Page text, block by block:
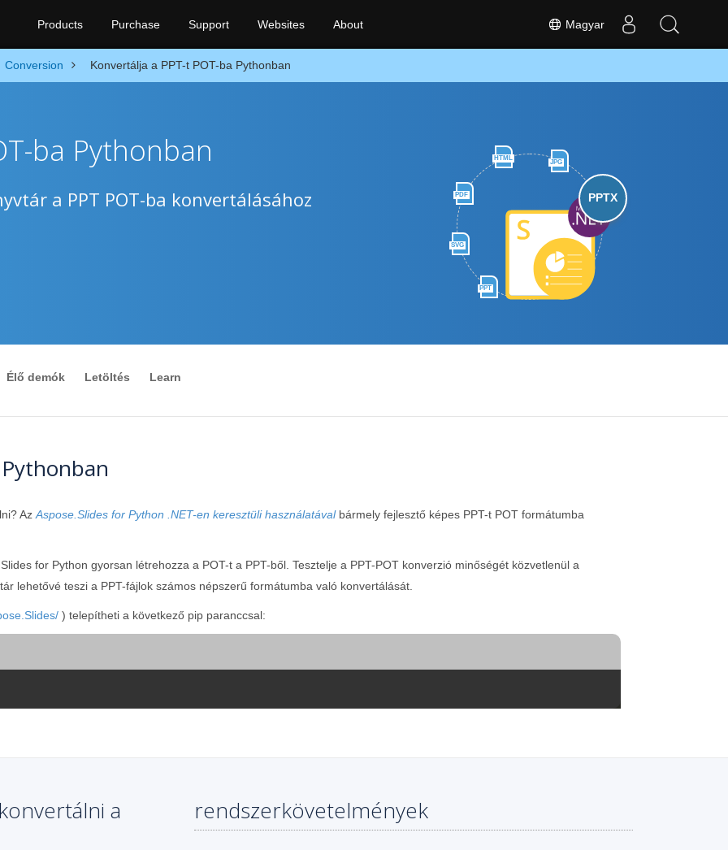
Magyar
Products Purchase Support Websites About
Conversion Konvertálja a PPT-t POT-ba Pythonban
HTML
JPG
PDF
SVG
PPT
PPTX
ba Pythonban
a PPT POT-ba konvertálásához
Élő demók Letöltés Learn
Az Aspose.Slides for Python .NET-en keresztüli használatávalbármely fejlesztő képes PPT-t POT formátumba
for Python gyorsan létrehozza a POT-t a PPT-ből. Tesztelje a PPT-POT konverzió minőségét közvetlenül a
lehetővé teszi a PPT-fájlok számos népszerű formátumba való konvertálását.
) telepítheti a következő pip paranccsal:
a rendszerkövetelmények